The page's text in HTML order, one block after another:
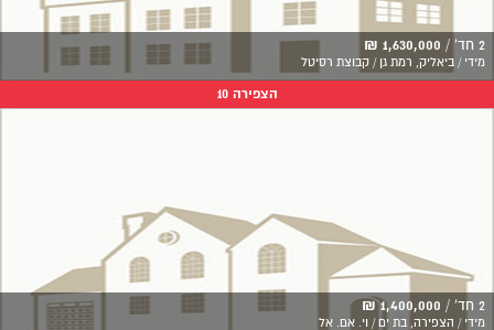
2 חד' / 1,630,000 ₪
מידי / ביאליק, רמת גן / קבוצת רסיטל
הצפירה 10
2 חד' / 1,400,000 ₪
מידי / הצפירה, בת ים / וי. אם. אל